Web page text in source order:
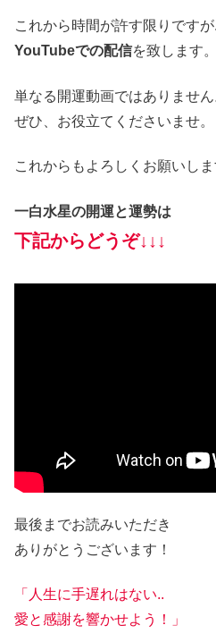
これから時間が許す限りですが
YouTubeでの配信を致します。
単なる開運動画ではありません
ぜひ、お役立てくださいませ。
これからもよろしくお願いしま
一白水星の開運と運勢は
下記からどうぞ↓↓↓
最後までお読みいただき
ありがとうございます！
「人生に手遅れはない..
愛と感謝を響かせよう！」